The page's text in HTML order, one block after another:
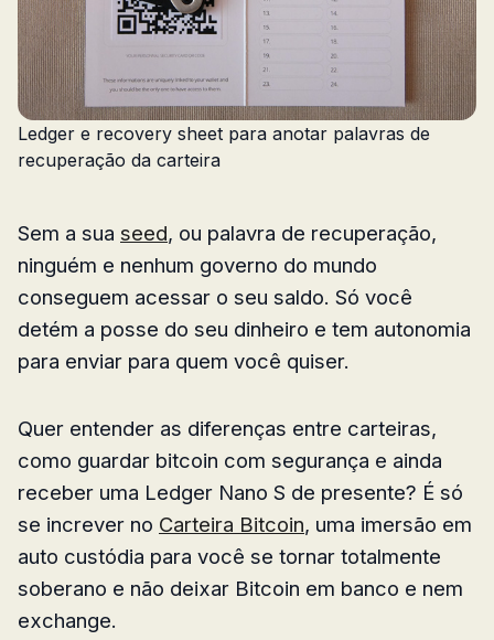
Ledger e recovery sheet para anotar palavras de
recuperação da carteira
Sem a sua seed, ou palavra de recuperação,
ninguém e nenhum governo do mundo
conseguem acessar o seu saldo. Só você
detém a posse do seu dinheiro e tem autonomia
para enviar para quem você quiser.
Quer entender as diferenças entre carteiras,
como guardar bitcoin com segurança e ainda
receber uma Ledger Nano S de presente? É só
se increver no Carteira Bitcoin, uma imersão em
auto custódia para você se tornar totalmente
soberano e não deixar Bitcoin em banco e nem
exchange.